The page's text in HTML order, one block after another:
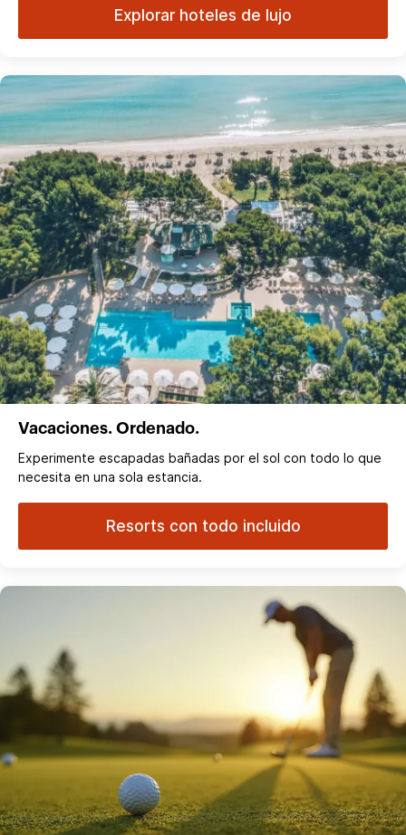
Explorar hoteles de lujo
Vacaciones. Ordenado.
Experimente escapadas bañadas por el sol con todo lo que
necesita en una sola estancia.
Resorts con todo incluido